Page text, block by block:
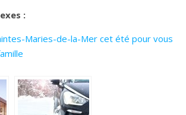
:
Maries-de-la-Mer cet été pour vous